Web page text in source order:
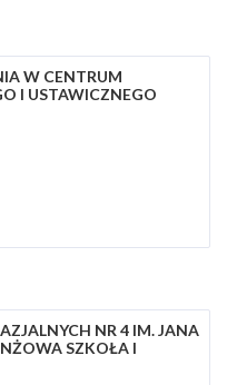
W CENTRUM
I USTAWICZNEGO
NR 4 IM. JANA
SZKOŁA I